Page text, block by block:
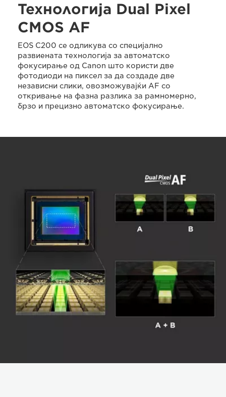
Технологија Dual Pixel
CMOS AF
EOS C200 се одликува со специјално
развиената технологија за автоматско
фокусирање од Canon што користи две
фотодиоди на пиксел за да создаде две
независни слики, овозможувајќи AF со
откривање на фазна разлика за рамномерно,
брзо и прецизно автоматско фокусирање.